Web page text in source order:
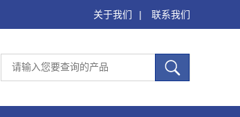
关于我们 | 联系我们